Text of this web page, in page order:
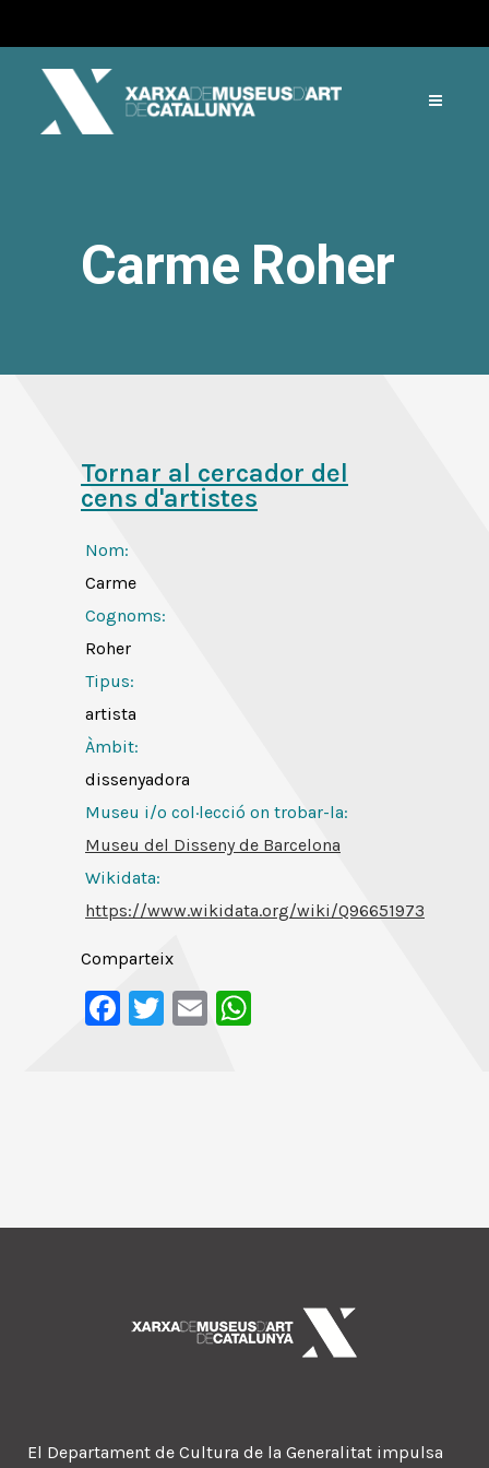
Carme Roher
Tornar al cercador del
cens d'artistes
Nom:
Carme
Cognoms:
Roher
Tipus:
artista
Àmbit:
dissenyadora
Museu i/o col·lecció on trobar-la:
Museu del Disseny de Barcelona
Wikidata:
https://www.wikidata.org/wiki/Q96651973
Comparteix
Facebook
Twitter
Email
El Departament de Cultura de la Generalitat impulsa